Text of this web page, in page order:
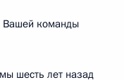
Вашей команды
шесть лет назад